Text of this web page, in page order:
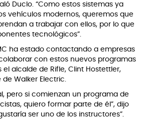
Duclo. “Como estos sistemas ya
vehículos modernos, queremos que
a trabajar con ellos, por lo que
tecnológicos”.
ha estado contactando a empresas
con estos nuevos programas
alcalde de Rifle, Clint Hostettler,
Walker Electric.
pero si comienzan un programa de
quiero formar parte de él”, dijo
ser uno de los instructores”.